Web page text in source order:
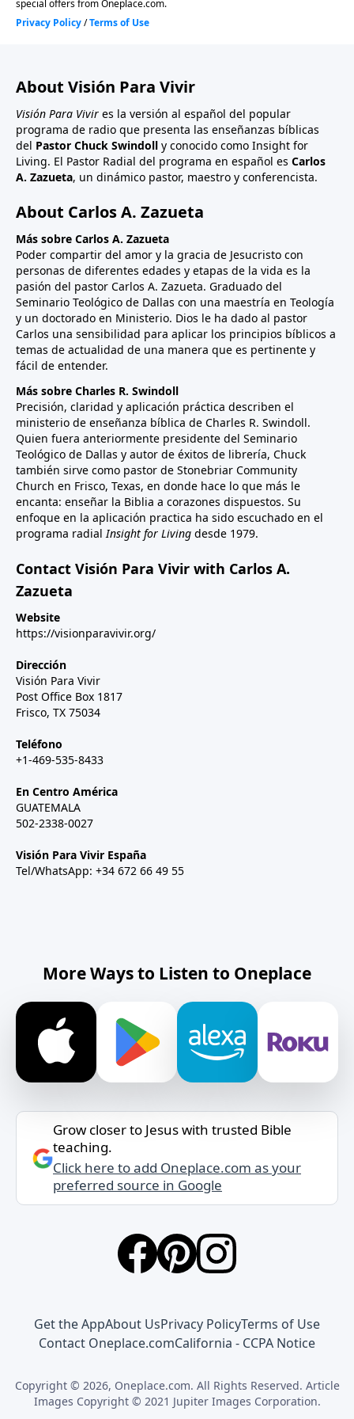
About Visión Para Vivir
Visión Para Vivir es la versión al español del popular
programa de radio que presenta las enseñanzas bíblicas
del Pastor Chuck Swindoll y conocido como Insight for
Living. El Pastor Radial del programa en español es Carlos
A. Zazueta, un dinámico pastor, maestro y conferencista.
About Carlos A. Zazueta
Más sobre Carlos A. Zazueta
Poder compartir del amor y la gracia de Jesucristo con
personas de diferentes edades y etapas de la vida es la
pasión del pastor Carlos A. Zazueta. Graduado del
Seminario Teológico de Dallas con una maestría en Teología
y un doctorado en Ministerio. Dios le ha dado al pastor
Carlos una sensibilidad para aplicar los principios bíblicos a
temas de actualidad de una manera que es pertinente y
fácil de entender.
Más sobre Charles R. Swindoll
Precisión, claridad y aplicación práctica describen el
ministerio de enseñanza bíblica de Charles R. Swindoll.
Quien fuera anteriormente presidente del Seminario
Teológico de Dallas y autor de éxitos de librería, Chuck
también sirve como pastor de Stonebriar Community
Church en Frisco, Texas, en donde hace lo que más le
encanta: enseñar la Biblia a corazones dispuestos. Su
enfoque en la aplicación practica ha sido escuchado en el
programa radialInsight for Living desde 1979.
Contact Visión Para Vivir with Carlos A.
Zazueta
Website
https://visionparavivir.org/
Dirección
Visión Para Vivir
Post Office Box 1817
Frisco, TX 75034
Teléfono
+1-469-535-8433
En Centro América
GUATEMALA
502-2338-0027
Visión Para Vivir España
Tel/WhatsApp: +34 672 66 49 55
More Ways to Listen to Oneplace
Grow closer to Jesus with trusted Bible
teaching.
Click here to add Oneplace.com as your
preferred source in Google
Get the AppAbout UsPrivacy PolicyTerms of Use
Contact Oneplace.comCalifornia - CCPA Notice
Copyright © 2026, Oneplace.com. All Rights Reserved. Article
Images Copyright © 2021 Jupiter Images Corporation.